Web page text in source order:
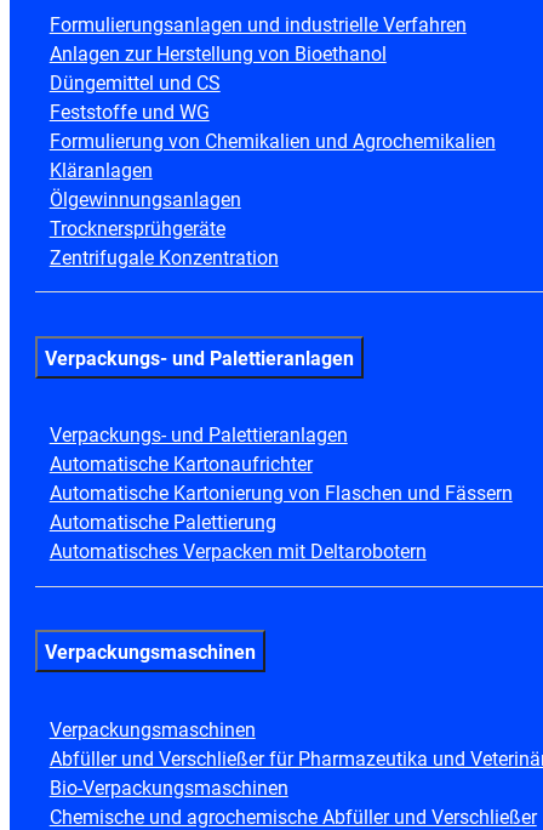
Formulierungsanlagen und industrielle Verfahren
Anlagen zur Herstellung von Bioethanol
Düngemittel und CS
Feststoffe und WG
Formulierung von Chemikalien und Agrochemikalien
Kläranlagen
Ölgewinnungsanlagen
Trocknersprühgeräte
Zentrifugale Konzentration
Verpackungs- und Palettieranlagen
Verpackungs- und Palettieranlagen
Automatische Kartonaufrichter
Automatische Kartonierung von Flaschen und Fässern
Automatische Palettierung
Automatisches Verpacken mit Deltarobotern
Verpackungsmaschinen
Verpackungsmaschinen
Abfüller und Verschließer für Pharmazeutika und
Bio-Verpackungsmaschinen
Chemische und agrochemische Abfüller und Verschließer